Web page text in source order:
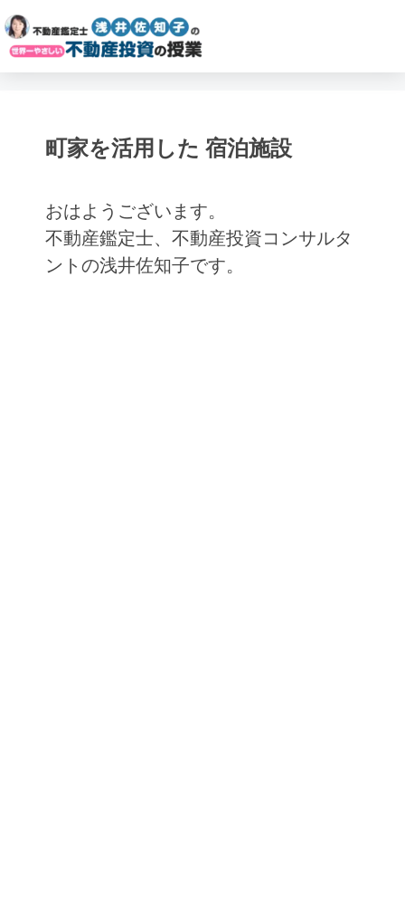
町家を活用した 宿泊施設
おはようございます。
不動産鑑定士、不動産投資コンサルタ
ントの浅井佐知子です。